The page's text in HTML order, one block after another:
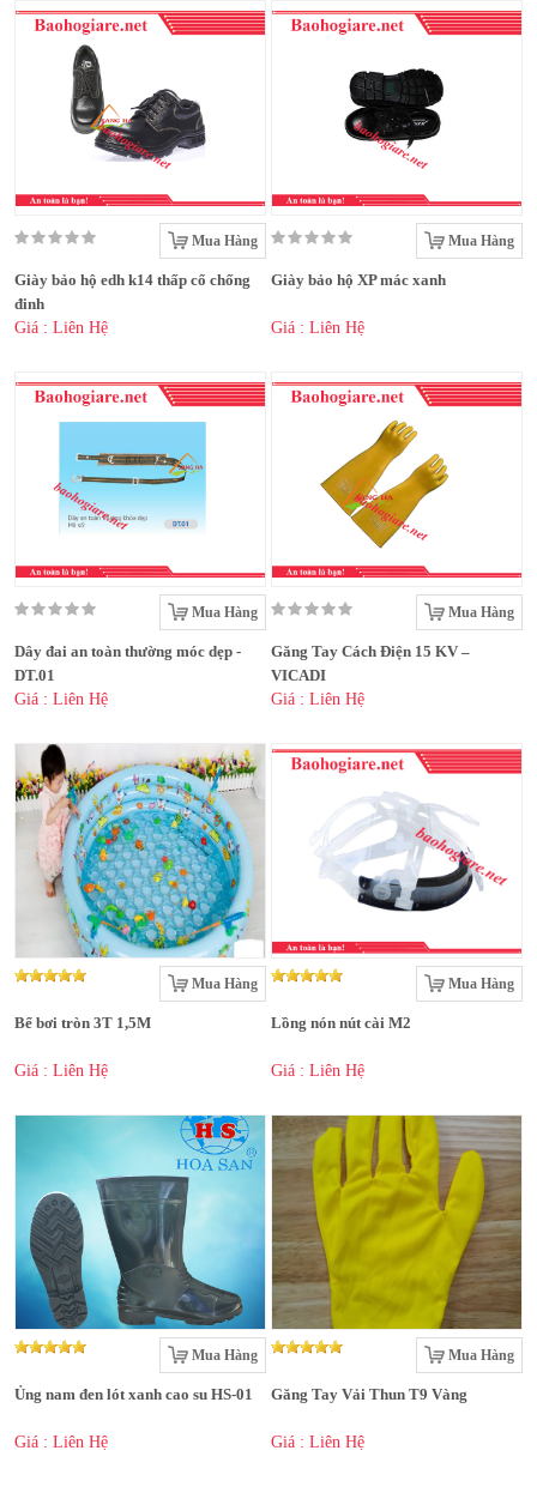
Mua Hàng
Giày bảo hộ edh k14 thấp cổ chống
đinh
Giá : Liên Hệ
Mua Hàng
Giày bảo hộ XP mác xanh
Giá : Liên Hệ
Mua Hàng
Dây đai an toàn thường móc dẹp -
DT.01
Giá : Liên Hệ
Mua Hàng
Găng Tay Cách Điện 15 KV –
VICADI
Giá : Liên Hệ
Mua Hàng
Bể bơi tròn 3T 1,5M
Giá : Liên Hệ
Mua Hàng
Lồng nón nút cài M2
Giá : Liên Hệ
Mua Hàng
Ủng nam đen lót xanh cao su HS-01
Giá : Liên Hệ
Mua Hàng
Găng Tay Vải Thun T9 Vàng
Giá : Liên Hệ